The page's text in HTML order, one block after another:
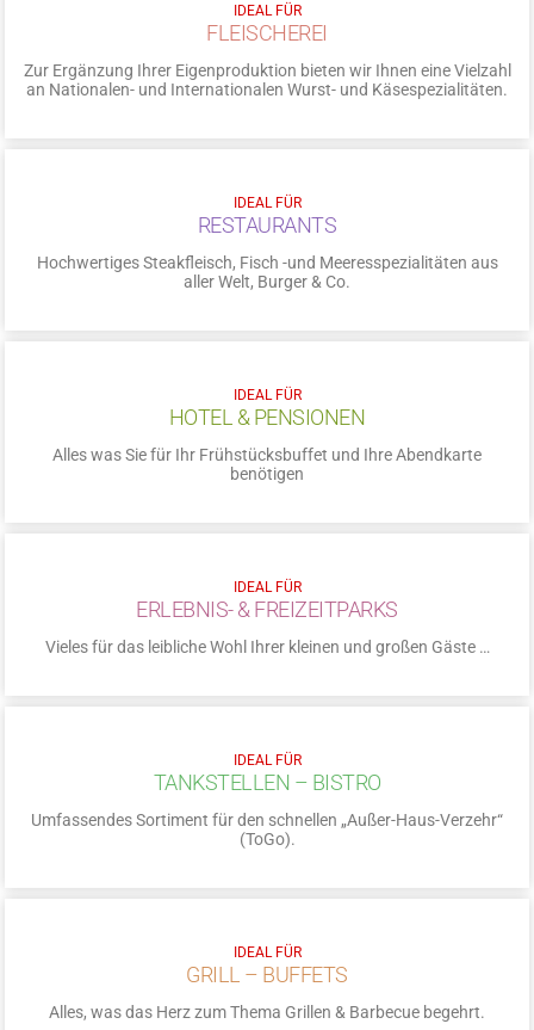
IDEAL FÜR
FLEISCHEREI
Zur Ergänzung Ihrer Eigenproduktion bieten wir Ihnen eine Vielzahl
an Nationalen- und Internationalen Wurst- und Käsespezialitäten.
IDEAL FÜR
RESTAURANTS
Hochwertiges Steakfleisch, Fisch -und Meeresspezialitäten aus
aller Welt, Burger & Co.
IDEAL FÜR
HOTEL & PENSIONEN
Alles was Sie für Ihr Frühstücksbuffet und Ihre Abendkarte
benötigen
IDEAL FÜR
ERLEBNIS- & FREIZEITPARKS
Vieles für das leibliche Wohl Ihrer kleinen und großen Gäste …
IDEAL FÜR
TANKSTELLEN – BISTRO
Umfassendes Sortiment für den schnellen „Außer-Haus-Verzehr“
(ToGo).
IDEAL FÜR
GRILL – BUFFETS
Alles, was das Herz zum Thema Grillen & Barbecue begehrt.